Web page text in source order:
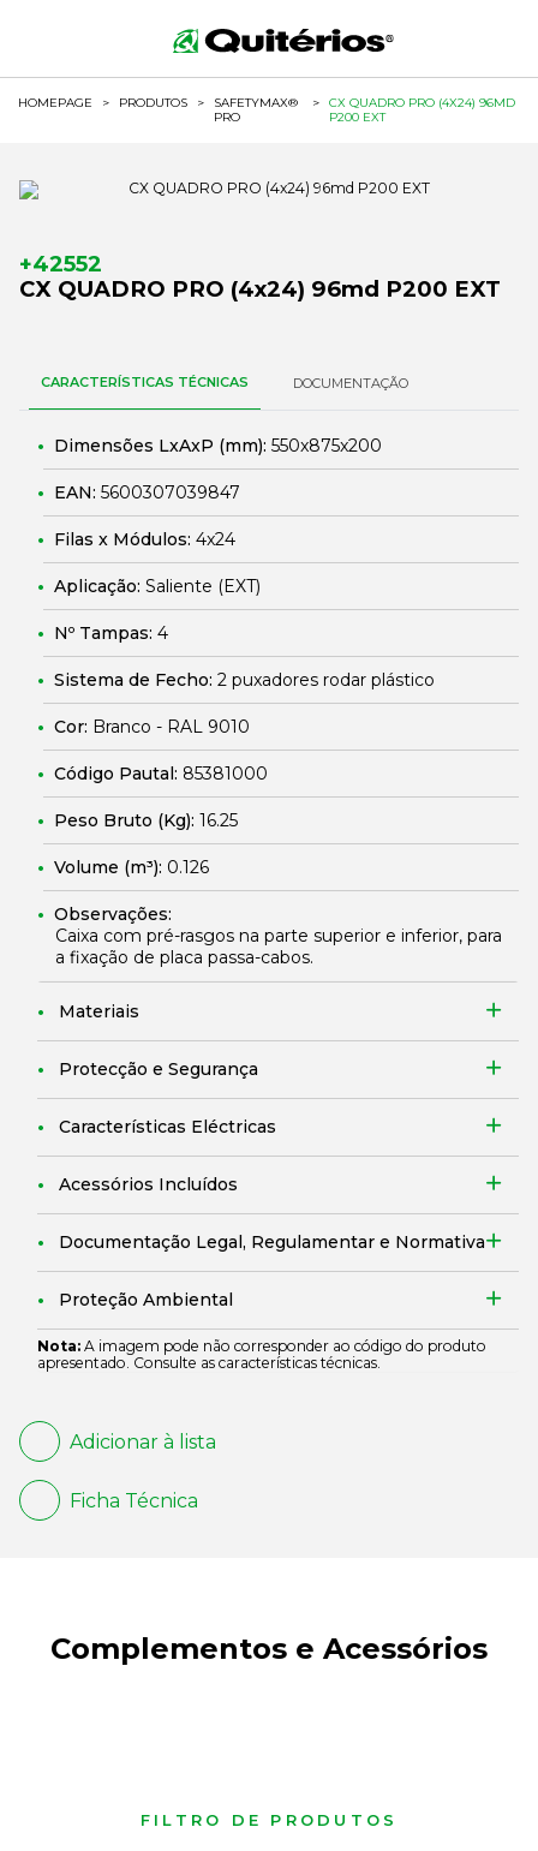
HOMEPAGE > PRODUTOS >
SAFETYMAX®
PRO
>
CX QUADRO PRO (4X24) 96MD
P200 EXT
+42552
CX QUADRO PRO (4x24) 96md P200 EXT
CARACTERÍSTICAS TÉCNICAS DOCUMENTAÇÃO
Dimensões LxAxP (mm): 550x875x200
EAN: 5600307039847
Filas x Módulos: 4x24
Aplicação: Saliente (EXT)
Nº Tampas: 4
Sistema de Fecho: 2 puxadores rodar plástico
Cor: Branco - RAL 9010
Código Pautal: 85381000
Peso Bruto (Kg): 16.25
Volume (m³): 0.126
Observações:
Caixa com pré-rasgos na parte superior e inferior, para
a fixação de placa passa-cabos.
Materiais
Protecção e Segurança
Características Eléctricas
Acessórios Incluídos
Documentação Legal, Regulamentar e Normativa
Proteção Ambiental
Nota: A imagem pode não corresponder ao código do produto
apresentado. Consulte as características técnicas.
Adicionar à lista
Ficha Técnica
Complementos e Acessórios
FILTRO DE PRODUTOS